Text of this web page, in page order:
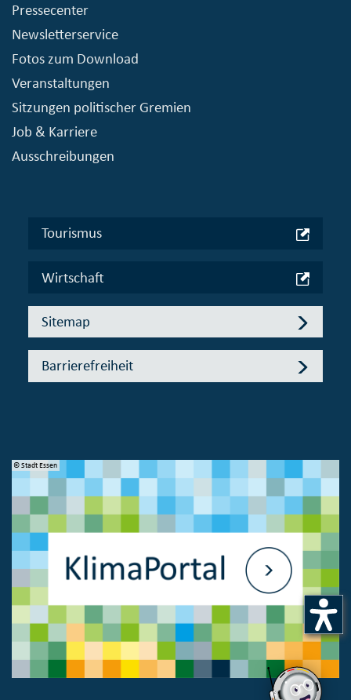
Pressecenter
Newsletterservice
Fotos zum Download
Veranstaltungen
Sitzungen politischer Gremien
Job & Karriere
Ausschreibungen
Tourismus
Wirtschaft
Sitemap
Barrierefreiheit
© Stadt Essen